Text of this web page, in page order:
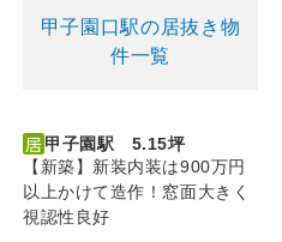
甲子園口駅の居抜き物
件一覧
甲子園駅 5.15坪
【新築】新装内装は900万円
以上かけて造作！窓面大きく
視認性良好